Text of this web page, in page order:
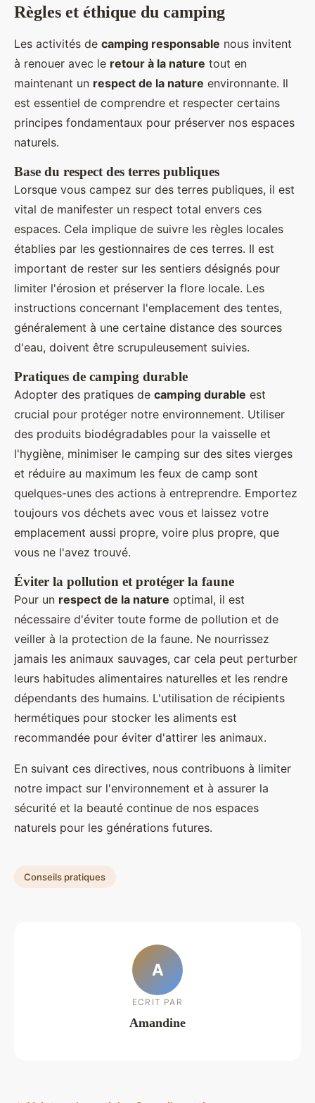
Règles et éthique du camping
Les activités de camping responsable nous invitent
à renouer avec le retour à la nature tout en
maintenant un respect de la nature environnante. Il
est essentiel de comprendre et respecter certains
principes fondamentaux pour préserver nos espaces
naturels.
Base du respect des terres publiques
Lorsque vous campez sur des terres publiques, il est
vital de manifester un respect total envers ces
espaces. Cela implique de suivre les règles locales
établies par les gestionnaires de ces terres. Il est
important de rester sur les sentiers désignés pour
limiter l'érosion et préserver la flore locale. Les
instructions concernant l'emplacement des tentes,
généralement à une certaine distance des sources
d'eau, doivent être scrupuleusement suivies.
Pratiques de camping durable
Adopter des pratiques de camping durable est
crucial pour protéger notre environnement. Utiliser
des produits biodégradables pour la vaisselle et
l'hygiène, minimiser le camping sur des sites vierges
et réduire au maximum les feux de camp sont
quelques-unes des actions à entreprendre. Emportez
toujours vos déchets avec vous et laissez votre
emplacement aussi propre, voire plus propre, que
vous ne l'avez trouvé.
Éviter la pollution et protéger la faune
Pour un respect de la nature optimal, il est
nécessaire d'éviter toute forme de pollution et de
veiller à la protection de la faune. Ne nourrissez
jamais les animaux sauvages, car cela peut perturber
leurs habitudes alimentaires naturelles et les rendre
dépendants des humains. L'utilisation de récipients
hermétiques pour stocker les aliments est
recommandée pour éviter d'attirer les animaux.
En suivant ces directives, nous contribuons à limiter
notre impact sur l'environnement et à assurer la
sécurité et la beauté continue de nos espaces
naturels pour les générations futures.
Conseils pratiques
A
ECRIT PAR
Amandine